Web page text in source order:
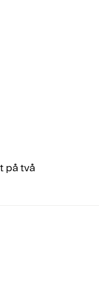
på två